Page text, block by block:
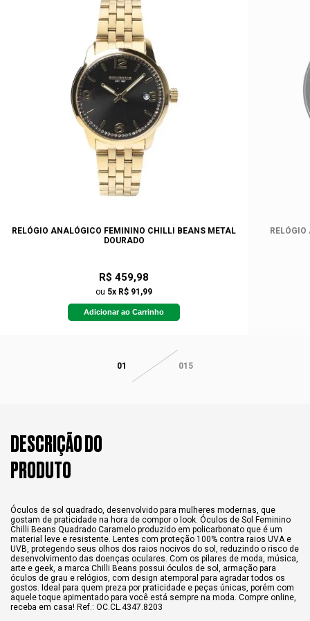
RELÓGIO ANALÓGICO FEMININO CHILLI BEANS METAL
DOURADO
R$ 459,98
ou 5x R$ 91,99
Adicionar ao Carrinho
01 015
DESCRIÇÃO DO
PRODUTO
Óculos de sol quadrado, desenvolvido para mulheres modernas, que
gostam de praticidade na hora de compor o look. Óculos de Sol Feminino
Chilli Beans Quadrado Caramelo produzido em policarbonato que é um
material leve e resistente. Lentes com proteção 100% contra raios UVA e
UVB, protegendo seus olhos dos raios nocivos do sol, reduzindo o risco de
desenvolvimento das doenças oculares. Com os pilares de moda, música,
arte e geek, a marca Chilli Beans possui óculos de sol, armação para
óculos de grau e relógios, com design atemporal para agradar todos os
gostos. Ideal para quem preza por praticidade e peças únicas, porém com
aquele toque apimentado para você está sempre na moda. Compre online,
receba em casa! Ref.: OC.CL.4347.8203